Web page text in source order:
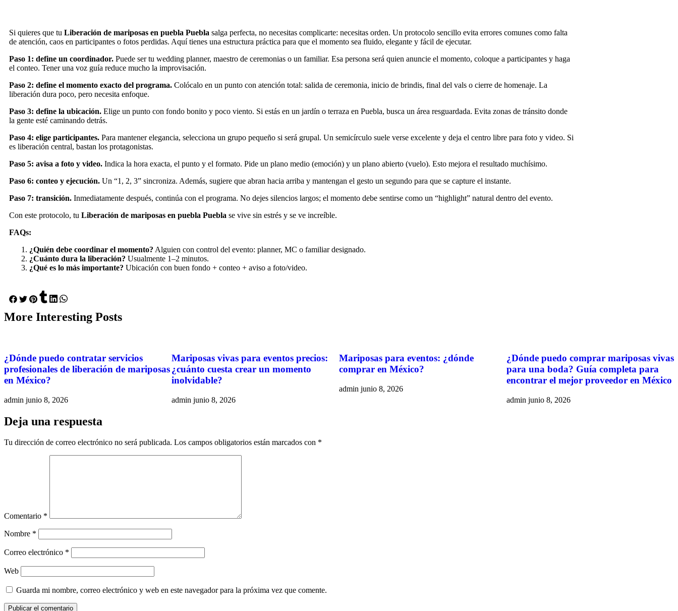
Si quieres que tu Liberación de mariposas en puebla Puebla salga perfecta, no necesitas complicarte: necesitas orden. Un protocolo sencillo evita errores comunes como falta
de atención, caos en participantes o fotos perdidas. Aquí tienes una estructura práctica para que el momento sea fluido, elegante y fácil de ejecutar.
Paso 1: define un coordinador. Puede ser tu wedding planner, maestro de ceremonias o un familiar. Esa persona será quien anuncie el momento, coloque a participantes y haga
el conteo. Tener una voz guía reduce mucho la improvisación.
Paso 2: define el momento exacto del programa. Colócalo en un punto con atención total: salida de ceremonia, inicio de brindis, final del vals o cierre de homenaje. La
liberación dura poco, pero necesita enfoque.
Paso 3: define la ubicación. Elige un punto con fondo bonito y poco viento. Si estás en un jardín o terraza en Puebla, busca un área resguardada. Evita zonas de tránsito donde
la gente esté caminando detrás.
Paso 4: elige participantes. Para mantener elegancia, selecciona un grupo pequeño si será grupal. Un semicírculo suele verse excelente y deja el centro libre para foto y video. Si
es liberación central, bastan los protagonistas.
Paso 5: avisa a foto y video. Indica la hora exacta, el punto y el formato. Pide un plano medio (emoción) y un plano abierto (vuelo). Esto mejora el resultado muchísimo.
Paso 6: conteo y ejecución. Un “1, 2, 3” sincroniza. Además, sugiere que abran hacia arriba y mantengan el gesto un segundo para que se capture el instante.
Paso 7: transición. Inmediatamente después, continúa con el programa. No dejes silencios largos; el momento debe sentirse como un “highlight” natural dentro del evento.
Con este protocolo, tu Liberación de mariposas en puebla Puebla se vive sin estrés y se ve increíble.
FAQs:
¿Quién debe coordinar el momento? Alguien con control del evento: planner, MC o familiar designado.
¿Cuánto dura la liberación? Usualmente 1–2 minutos.
¿Qué es lo más importante? Ubicación con buen fondo + conteo + aviso a foto/video.
More Interesting Posts
¿Dónde puedo contratar servicios
profesionales de liberación de mariposas
en México?
admin junio 8, 2026
Mariposas vivas para eventos precios:
¿cuánto cuesta crear un momento
inolvidable?
admin junio 8, 2026
Mariposas para eventos: ¿dónde
comprar en México?
admin junio 8, 2026
¿Dónde puedo comprar mariposas vivas
para una boda? Guía completa para
encontrar el mejor proveedor en México
admin junio 8, 2026
Deja una respuesta
Tu dirección de correo electrónico no será publicada. Los campos obligatorios están marcados con *
Comentario *
Nombre *
Correo electrónico *
Web
Guarda mi nombre, correo electrónico y web en este navegador para la próxima vez que comente.